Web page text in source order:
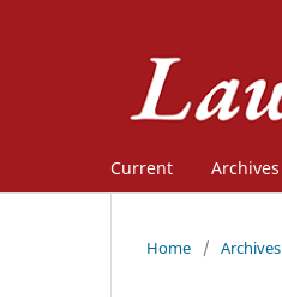
Current Archives
Home / Archives